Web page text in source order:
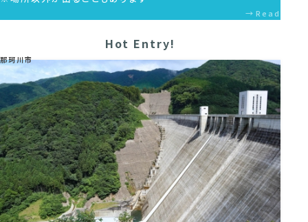
Read
Hot Entry!
那珂川市